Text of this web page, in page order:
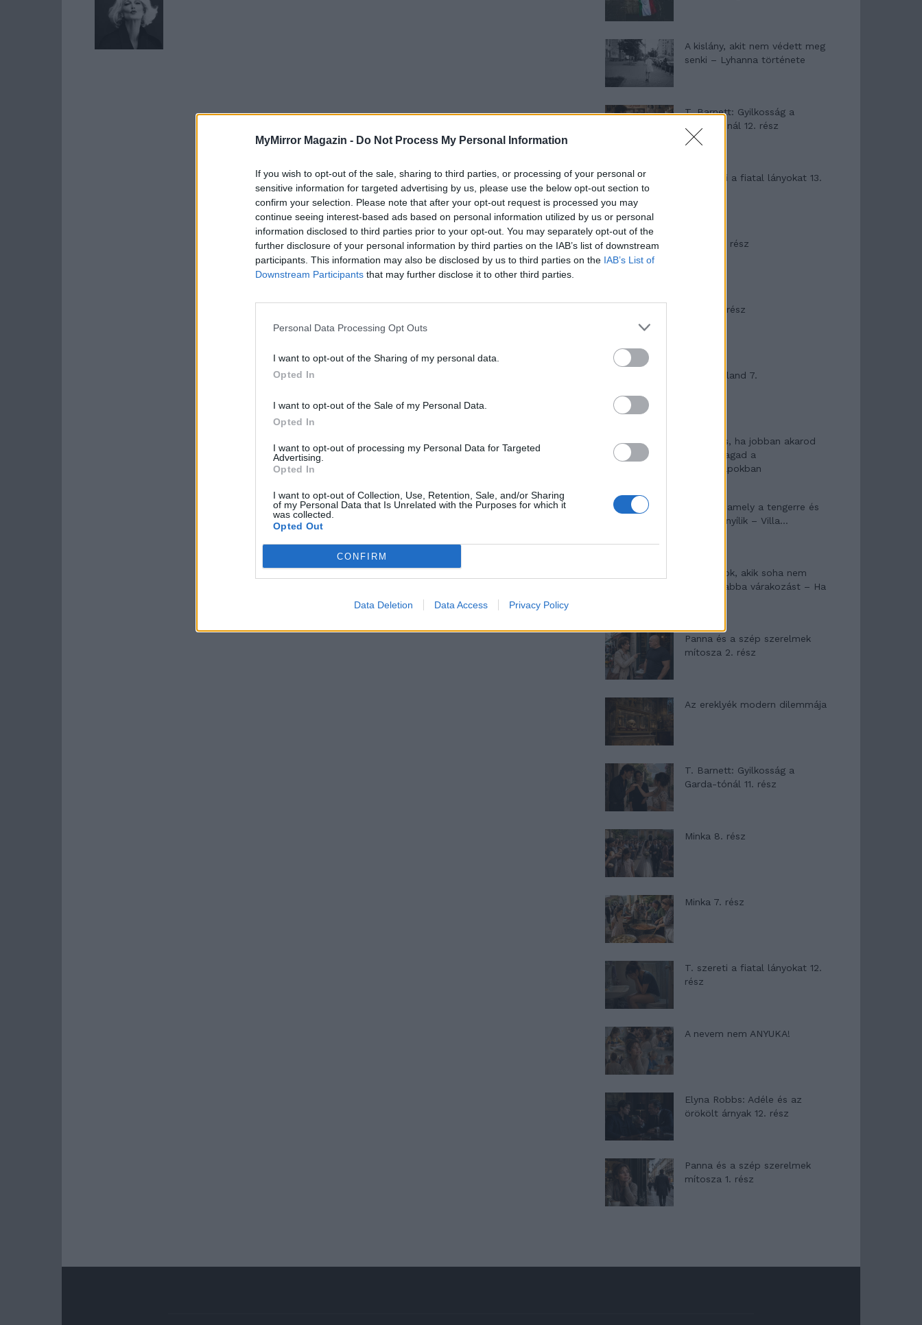
MyMirror Magazin - Do Not Process My Personal Information
If you wish to opt-out of the sale, sharing to third parties, or processing of your personal or
sensitive information for targeted advertising by us, please use the below opt-out section to
confirm your selection. Please note that after your opt-out request is processed you may
continue seeing interest-based ads based on personal information utilized by us or personal
information disclosed to third parties prior to your opt-out. You may separately opt-out of the
further disclosure of your personal information by third parties on the IAB’s list of downstream
participants. This information may also be disclosed by us to third parties on the IAB’s List of
Downstream Participants that may further disclose it to other third parties.
Personal Data Processing Opt Outs
I want to opt-out of the Sharing of my personal data.
Opted In
I want to opt-out of the Sale of my Personal Data.
Opted In
I want to opt-out of processing my Personal Data for Targeted
Advertising.
Opted In
I want to opt-out of Collection, Use, Retention, Sale, and/or Sharing
of my Personal Data that Is Unrelated with the Purposes for which it
was collected.
Opted Out
CONFIRM
Data Deletion Data Access Privacy Policy
A kislány, akit nem védett meg
senki – Lyhanna története
T. Barnett: Gyilkosság a
Garda-tónál 12. rész
T. szereti a fiatal lányokat 13.
Minka 10. rész
Minka 9. rész
Máltai kaland 7.
10 tanács, ha jobban akarod
érezni magad a
hétköznapokban
Egy ház, amely a tengerre és
a fényre nyílik – Villa...
A családok, akik soha nem
hagyták abba várakozást – Ha
Panna és a szép szerelmek
mítosza 2. rész
Az ereklyék modern dilemmája
T. Barnett: Gyilkosság a
Garda-tónál 11. rész
Minka 8. rész
Minka 7. rész
T. szereti a fiatal lányokat 12.
rész
A nevem nem ANYUKA!
Elyna Robbs: Adéle és az
örökölt árnyak 12. rész
Panna és a szép szerelmek
mítosza 1. rész